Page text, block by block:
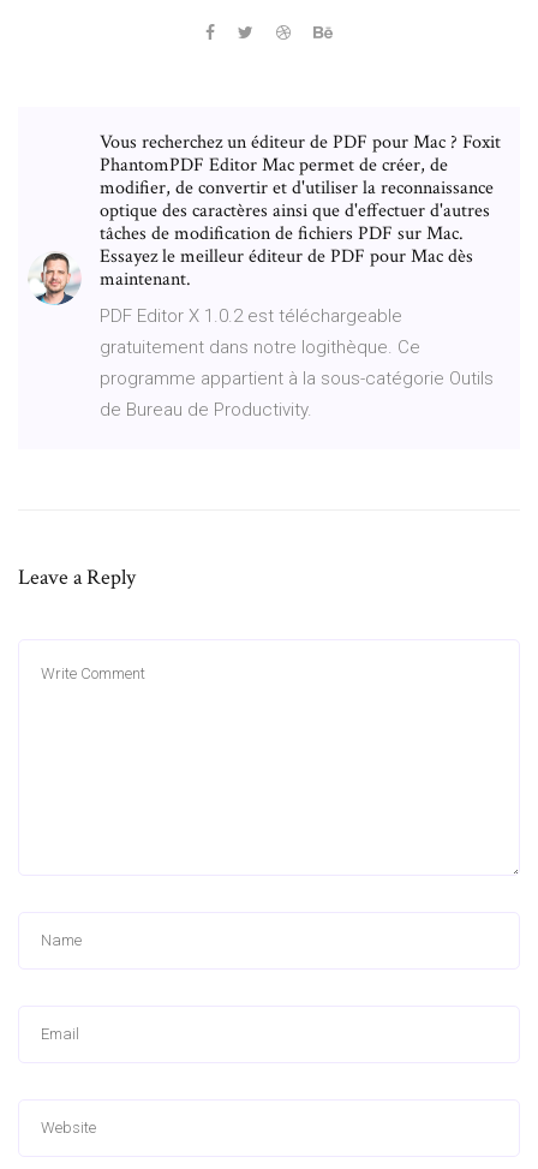
Vous recherchez un éditeur de PDF pour Mac ? Foxit
PhantomPDF Editor Mac permet de créer, de
modifier, de convertir et d'utiliser la reconnaissance
optique des caractères ainsi que d'effectuer d'autres
tâches de modification de fichiers PDF sur Mac.
Essayez le meilleur éditeur de PDF pour Mac dès
maintenant.
PDF Editor X 1.0.2 est téléchargeable
gratuitement dans notre logithèque. Ce
programme appartient à la sous-catégorie Outils
de Bureau de Productivity.
Leave a Reply